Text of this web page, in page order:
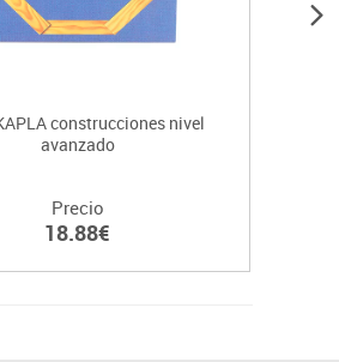
construcciones nivel
avanzado
Precio
18.88€